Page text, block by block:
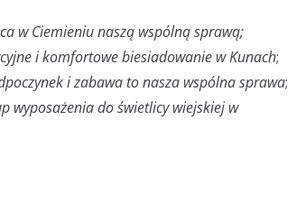
w Ciemieniu naszą wspólną sprawą;
i komfortowe biesiadowanie w Kunach;
i zabawa to nasza wspólna sprawa;
wyposażenia do świetlicy wiejskiej w